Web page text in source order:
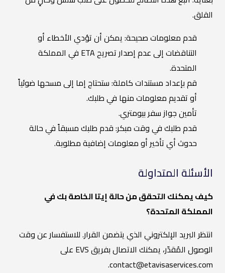
القلق.
قدم معلومات صحيحة: يمكن أن تؤدي الأخطاء أو
التناقضات إلى عدم إصدار تصريح ETA في المملكة
المتحدة.
قم بإعداد مستندات كاملة: ستحتاج إما إلى مسحها ضوئياً
أو تقديم معلومات منها في طلبك.
تأمين جواز سفر بيومتري.
قدم طلبك في وقت مبكر: قدم طلبك مسبقاً في حالة
حدوث أي تأخير أو معلومات إضافية مطلوبة.
الأسئلة المتداولة
كيف يمكنك التحقق من حالة إيتا الخاصة بك في
المملكة المتحدة؟
انتظر البريد الإلكتروني الذي يتضمن القرار. للاستفسار عن وقت
الوصول المُقدّر، يمكنك الاتصال بفريق EVS على
contact@etavisaservices.com.